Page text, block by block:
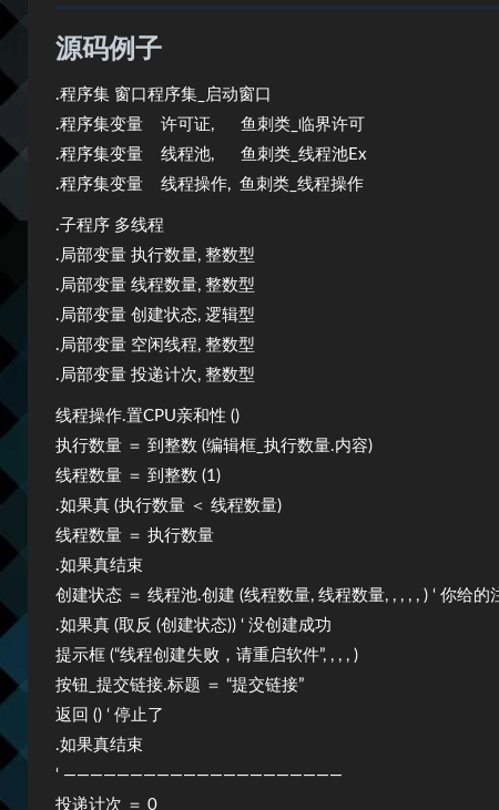
源码例子
.程序集 窗口程序集_启动窗口
.程序集变量 许可证, 鱼刺类_临界许可
.程序集变量 线程池, 鱼刺类_线程池Ex
.程序集变量 线程操作, 鱼刺类_线程操作
.子程序 多线程
.局部变量 执行数量, 整数型
.局部变量 线程数量, 整数型
.局部变量 创建状态, 逻辑型
.局部变量 空闲线程, 整数型
.局部变量 投递计次, 整数型
线程操作.置CPU亲和性 ()
执行数量 ＝ 到整数 (编辑框_执行数量.内容)
线程数量 ＝ 到整数 (1)
.如果真 (执行数量 ＜ 线程数量)
线程数量 ＝ 执行数量
.如果真结束
创建状态 ＝ 线程池.创建 (线程数量, 线程数量, , , , , ) ‘ 你给
.如果真 (取反 (创建状态)) ‘ 没创建成功
提示框 (“线程创建失败，请重启软件”, , , , )
按钮_提交链接.标题 ＝ “提交链接”
返回 () ‘ 停止了
.如果真结束
‘ —————————————————————
投递计次 ＝ 0